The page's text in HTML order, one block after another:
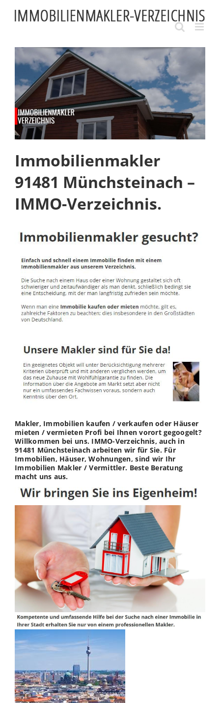
content
Immobilienmakler
91481 Münchsteinach –
IMMO-Verzeichnis.
Makler, Immobilien kaufen / verkaufen oder Häuser
mieten / vermieten Profi bei Ihnen vorort gegoogelt?
Willkommen bei uns. IMMO-Verzeichnis, auch in
91481 Münchsteinach arbeiten wir für Sie. Für
Immobilien, Häuser, Wohnungen, sind wir Ihr
Immobilien Makler / Vermittler. Beste Beratung
macht uns aus.